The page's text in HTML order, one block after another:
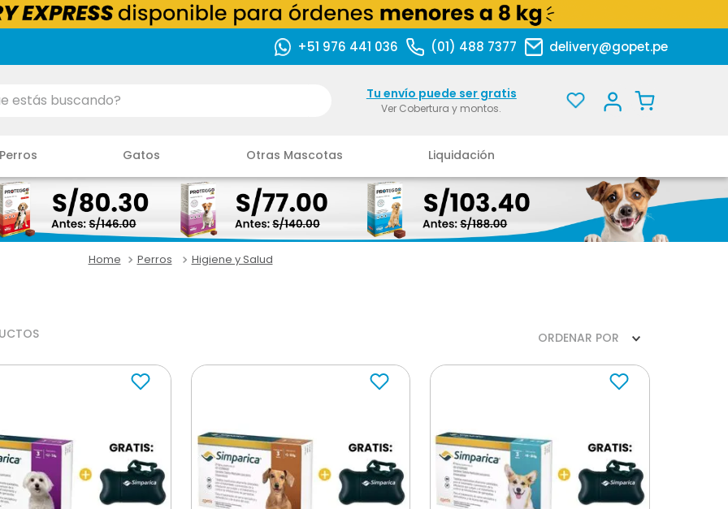
+51 976 441 036 (01) 488 7377 delivery@gopet.pe
buscando? Tu envío puede ser gratis
Ver Cobertura y montos.
Perros Gatos Otras Mascotas Liquidación
Perros Higiene y Salud
ORDENAR POR